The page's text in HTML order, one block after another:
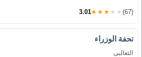
3.01★★★★★ (67)
تحفة الوزراء
الثعالبى